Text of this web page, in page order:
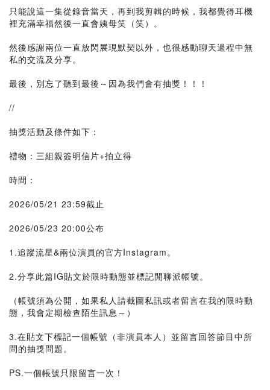
只能說這一集從錄音當天，再到我剪輯的時候，我都覺得耳機
裡充滿幸福然後一直會姨母笑（笑）。
然後感謝兩位一直放閃展現默契以外，也很感動聊天過程中無
私的交流及分享。
最後，別忘了聽到最後～因為我們會有抽獎！！！
//
抽獎活動及條件如下：
禮物：三組親簽明信片+拍立得
時間：
2026/05/21 23:59截止
2026/05/23 20:00公布
1.追蹤流星&兩位演員的官方Instagram。
2.分享此篇IG貼文於限時動態並標記閒聊派帳號。
（帳號須為公開，如果私人請截圖私訊或者留言在我的限時動
態，我會定期檢查陌生訊息～）
3.在貼文下標記一個帳號（非演員本人）並留言回答節目中所
問的抽獎問題。
PS.一個帳號只限留言一次！